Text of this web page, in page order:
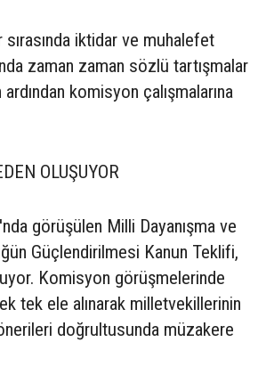
sırasında iktidar ve muhalefet
zaman zaman sözlü tartışmalar
komisyon çalışmalarına
OLUŞUYOR
görüşülen Milli Dayanışma ve
Güçlendirilmesi Kanun Teklifi,
Komisyon görüşmelerinde
tek ele alınarak milletvekillerinin
doğrultusunda müzakere